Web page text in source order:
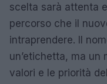
scelta sarà attenta
percorso che il
intraprendere. Il
un’etichetta, ma un
valori e le priorità